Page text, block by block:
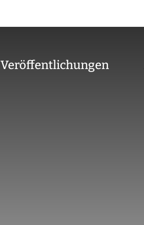
Veröffentlichungen